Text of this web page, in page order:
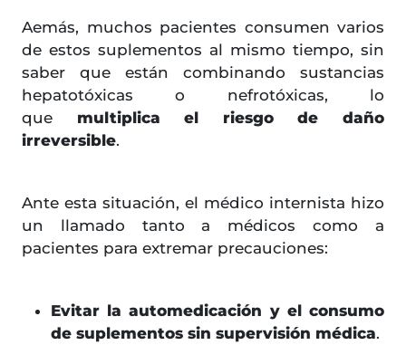
Aemás, muchos pacientes consumen varios
de estos suplementos al mismo tiempo, sin
saber que están combinando sustancias
hepatotóxicas o nefrotóxicas, lo
que multiplica el riesgo de daño
irreversible.
Ante esta situación, el médico internista hizo
un llamado tanto a médicos como a
pacientes para extremar precauciones:
Evitar la automedicación y el consumo
de suplementos sin supervisión médica.